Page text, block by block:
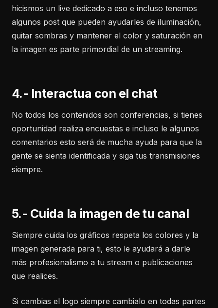
hicismos un live dedicado a eso e incluso tenemos
algunos post que pueden ayudarles de iluminación,
quitar sombras y mantener el color y saturación en
la imagen es parte primordial de un streaming.
4.- Interactua con el chat
No todos los contenidos son conferencias, si tienes
oportunidad realiza encuestas e incluso le algunos
comentarios esto será de mucha ayuda para que la
gente se sienta identificada y siga tus transmisiones
siempre.
5.- Cuida la imagen de tu canal
Siempre cuida los gráficos respeta los colores y la
imagen generada para ti, esto le ayudará a darle
más profesionalismo a tu stream o publicaciones
que realices.
Si cambias el logo siempre cambialo en todas partes